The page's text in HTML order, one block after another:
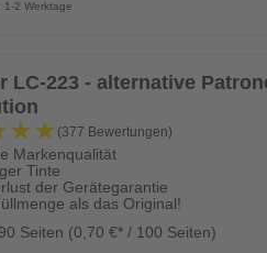
1-2 Werktage
LC-223 - alternative
(377 Bewertungen)
Markenqualität
Tinte
der Gerätegarantie
als das Original!
Seiten (0,70 €* / 100 Seiten)